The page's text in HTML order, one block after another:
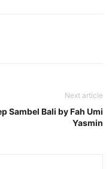
Next article
Sambel Bali by Fah Umi
Yasmin